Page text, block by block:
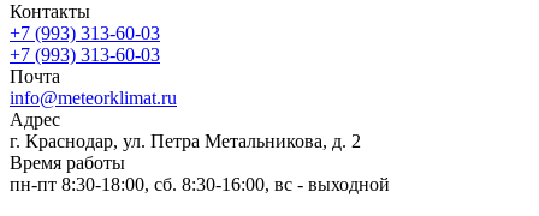
Контакты
+7 (993) 313-60-03
+7 (993) 313-60-03
Почта
info@meteorklimat.ru
Адрес
г. Краснодар, ул. Петра Метальникова, д. 2
Время работы
пн-пт 8:30-18:00, сб. 8:30-16:00, вс - выходной